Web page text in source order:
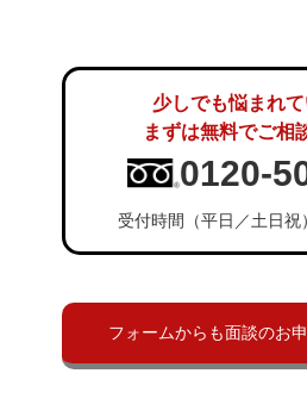
少しでも悩まれて
まずは無料でご相
0120-
受付時間（平日／土日
フォームからも面談のお